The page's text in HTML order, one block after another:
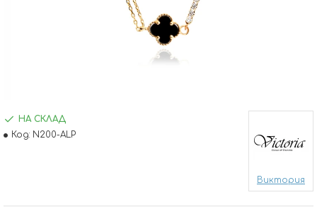
НА СКЛАД
Код: N200-ALP
Виктория